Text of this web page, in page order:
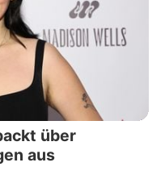
über
aus